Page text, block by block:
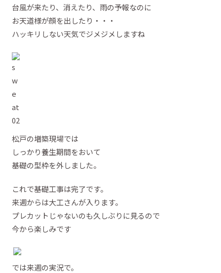
台風が来たり、消えたり、雨の予報なのに
お天道様が顔を出したり・・・
ハッキリしない天気でジメジメしますね
松戸の増築現場では
しっかり養生期間をおいて
基礎の型枠を外しました。
これで基礎工事は完了です。
来週からは大工さんが入ります。
プレカットじゃないのも久しぶりに見るので
今から楽しみです
では来週の実況で。